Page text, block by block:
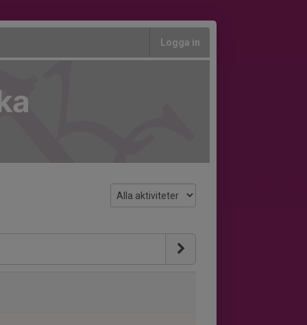
Logga in